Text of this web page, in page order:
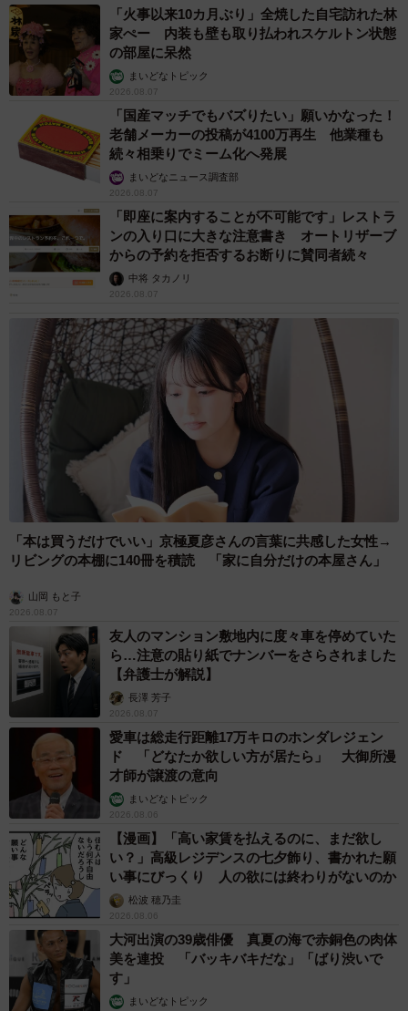
「火事以来10カ月ぶり」全焼した自宅訪れた林
家ぺー 内装も壁も取り払われスケルトン状態
の部屋に呆然
まいどなトピック
2026.08.07
「国産マッチでもバズりたい」願いかなった！
老舗メーカーの投稿が4100万再生 他業種も
続々相乗りでミーム化へ発展
まいどなニュース調査部
2026.08.07
「即座に案内することが不可能です」レストラ
ンの入り口に大きな注意書き オートリザーブ
からの予約を拒否するお断りに賛同者続々
中将 タカノリ
2026.08.07
「本は買うだけでいい」京極夏彦さんの言葉に共感した女性→
リビングの本棚に140冊を積読 「家に自分だけの本屋さん」
山岡 もと子
2026.08.07
友人のマンション敷地内に度々車を停めていた
ら…注意の貼り紙でナンバーをさらされました
【弁護士が解説】
長澤 芳子
2026.08.07
愛車は総走行距離17万キロのホンダレジェン
ド 「どなたか欲しい方が居たら」 大御所漫
才師が譲渡の意向
まいどなトピック
2026.08.06
【漫画】「高い家賃を払えるのに、まだ欲し
い？」高級レジデンスの七夕飾り、書かれた願
い事にびっくり 人の欲には終わりがないのか
松波 穂乃圭
2026.08.06
大河出演の39歳俳優 真夏の海で赤銅色の肉体
美を連投 「バッキバキだな」「ばり渋いで
す」
まいどなトピック